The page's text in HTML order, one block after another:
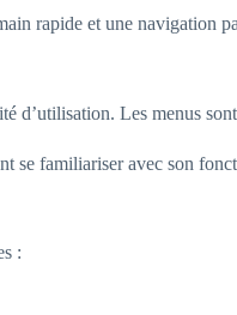
rapide et une navigation
d’utilisation. Les menus
se familiariser avec son
: